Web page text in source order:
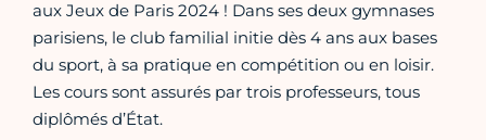
aux Jeux de Paris 2024 ! Dans ses deux gymnases
parisiens, le club familial initie dès 4 ans aux bases
du sport, à sa pratique en compétition ou en loisir.
Les cours sont assurés par trois professeurs, tous
diplômés d’État.